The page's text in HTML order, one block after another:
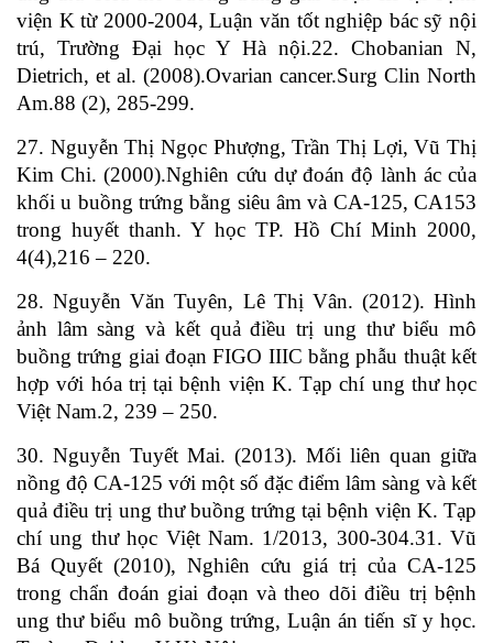
viện K từ 2000-2004, Luận văn tốt nghiệp bác sỹ nội
trú, Trường Đại học Y Hà nội.22. Chobanian N,
Dietrich, et al. (2008).Ovarian cancer.Surg Clin North
Am.88 (2), 285-299.
27. Nguyễn Thị Ngọc Phượng, Trần Thị Lợi, Vũ Thị
Kim Chi. (2000).Nghiên cứu dự đoán độ lành ác của
khối u buồng trứng bằng siêu âm và CA-125, CA153
trong huyết thanh. Y học TP. Hồ Chí Minh 2000,
4(4),216 – 220.
28. Nguyễn Văn Tuyên, Lê Thị Vân. (2012). Hình
ảnh lâm sàng và kết quả điều trị ung thư biểu mô
buồng trứng giai đoạn FIGO IIIC bằng phẫu thuật kết
hợp với hóa trị tại bệnh viện K. Tạp chí ung thư học
Việt Nam.2, 239 – 250.
30. Nguyễn Tuyết Mai. (2013). Mối liên quan giữa
nồng độ CA-125 với một số đặc điểm lâm sàng và kết
quả điều trị ung thư buồng trứng tại bệnh viện K. Tạp
chí ung thư học Việt Nam. 1/2013, 300-304.31. Vũ
Bá Quyết (2010), Nghiên cứu giá trị của CA-125
trong chẩn đoán giai đoạn và theo dõi điều trị bệnh
ung thư biểu mô buồng trứng, Luận án tiến sĩ y học.